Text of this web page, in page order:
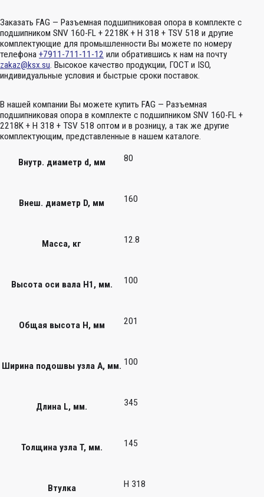
Заказать FAG — Разъемная подшипниковая опора в комплекте с
подшипником SNV 160-FL + 2218K + H 318 + TSV 518 и другие
комплектующие для промышленности Вы можете по номеру
телефона +7911-711-11-12 или обратившись к нам на почту
zakaz@ksx.su. Высокое качество продукции, ГОСТ и ISO,
индивидуальные условия и быстрые сроки поставок.
В нашей компании Вы можете купить FAG — Разъемная
подшипниковая опора в комплекте с подшипником SNV 160-FL +
2218K + H 318 + TSV 518 оптом и в розницу, а так же другие
комплектующим, представленные в нашем каталоге.
Внутр. диаметр d, мм 80
Внеш. диаметр D, мм 160
Масса, кг 12.8
Высота оси вала H1, мм. 100
Общая высота H, мм 201
Ширина подошвы узла А, мм. 100
Длина L, мм. 345
Толщина узла T, мм. 145
Втулка H 318